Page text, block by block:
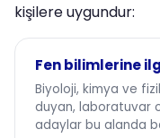
kişilere uygundur:
Fen bilimlerine
Biyoloji, kimya ve
duyan, laboratuvar
adaylar bu alanda